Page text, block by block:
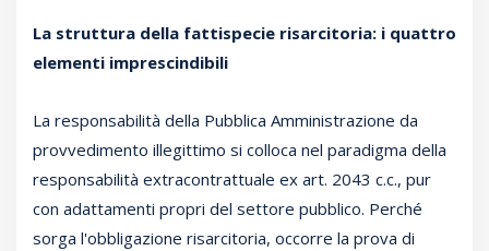
La struttura della fattispecie risarcitoria: i quattro
elementi imprescindibili
La responsabilità della Pubblica Amministrazione da
provvedimento illegittimo si colloca nel paradigma della
responsabilità extracontrattuale ex art. 2043 c.c., pur
con adattamenti propri del settore pubblico. Perché
sorga l'obbligazione risarcitoria, occorre la prova di